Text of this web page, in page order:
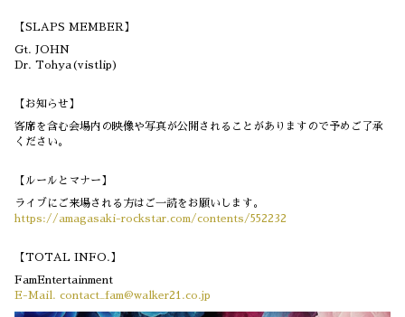
【SLAPS MEMBER】
Gt. JOHN
Dr. Tohya(vistlip)
【お知らせ】
客席を含む会場内の映像や写真が公開されることがありますので予めご了承
ください。
【ルールとマナー】
ライブにご来場される方はご一読をお願いします。
https://amagasaki-rockstar.com/contents/552232
【TOTAL INFO.】
FamEntertainment
E-Mail. contact_fam@walker21.co.jp